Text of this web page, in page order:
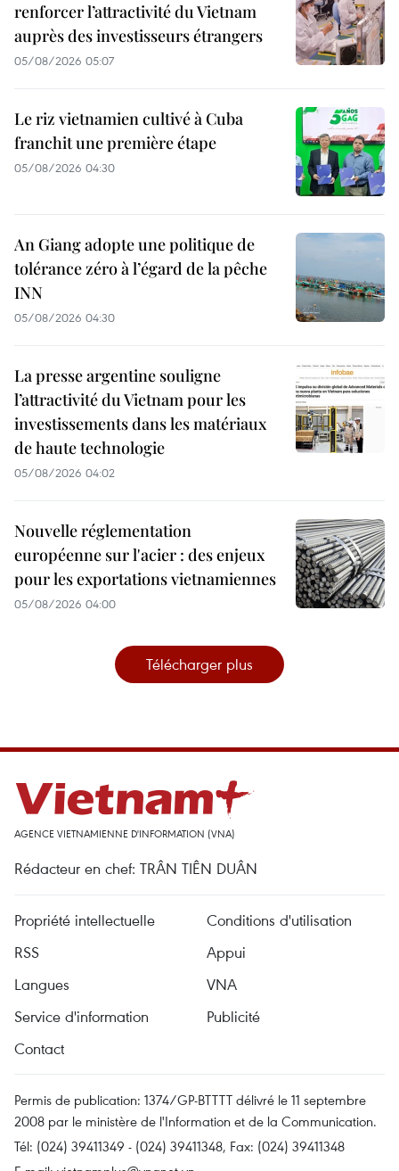
renforcer l’attractivité du Vietnam
auprès des investisseurs étrangers
05/08/2026 05:07
Le riz vietnamien cultivé à Cuba
franchit une première étape
05/08/2026 04:30
An Giang adopte une politique de
tolérance zéro à l’égard de la pêche
INN
05/08/2026 04:30
La presse argentine souligne
l’attractivité du Vietnam pour les
investissements dans les matériaux
de haute technologie
05/08/2026 04:02
Nouvelle réglementation
européenne sur l'acier : des enjeux
pour les exportations vietnamiennes
05/08/2026 04:00
Télécharger plus
AGENCE VIETNAMIENNE D'INFORMATION (VNA)
Rédacteur en chef: TRÂN TIÊN DUÂN
Propriété intellectuelle
Conditions d'utilisation
RSS
Appui
Langues
VNA
Service d'information
Publicité
Contact
Permis de publication: 1374/GP-BTTTT délivré le 11 septembre
2008 par le ministère de l'Information et de la Communication.
Tél: (024) 39411349 - (024) 39411348, Fax: (024) 39411348